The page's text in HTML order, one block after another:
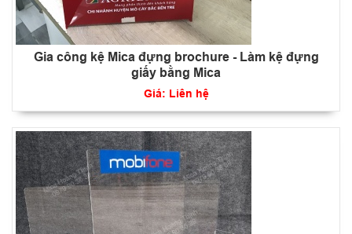
Gia công kệ Mica đựng brochure - Làm kệ đựng
giấy bằng Mica
Giá: Liên hệ